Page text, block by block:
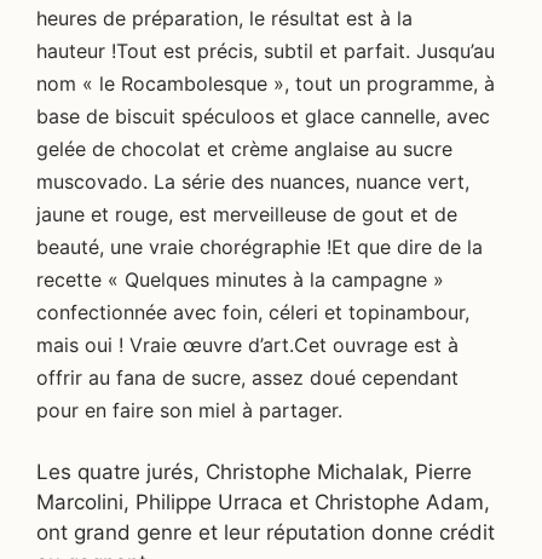
heures de préparation, le résultat est à la
hauteur !Tout est précis, subtil et parfait. Jusqu’au
nom « le Rocambolesque », tout un programme, à
base de biscuit spéculoos et glace cannelle, avec
gelée de chocolat et crème anglaise au sucre
muscovado. La série des nuances, nuance vert,
jaune et rouge, est merveilleuse de gout et de
beauté, une vraie chorégraphie !Et que dire de la
recette « Quelques minutes à la campagne »
confectionnée avec foin, céleri et topinambour,
mais oui ! Vraie œuvre d’art.Cet ouvrage est à
offrir au fana de sucre, assez doué cependant
pour en faire son miel à partager.
Les quatre jurés, Christophe Michalak, Pierre
Marcolini, Philippe Urraca et Christophe Adam,
ont grand genre et leur réputation donne crédit